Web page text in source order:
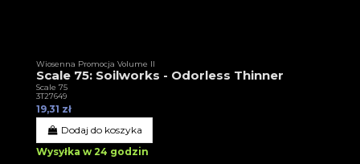
Wiosenna Promocja Volume II
Scale 75: Soilworks - Odorless Thinner
Scale 75
3T27649
19,31 zł
Dodaj do koszyka
Wysyłka w 24 godzin